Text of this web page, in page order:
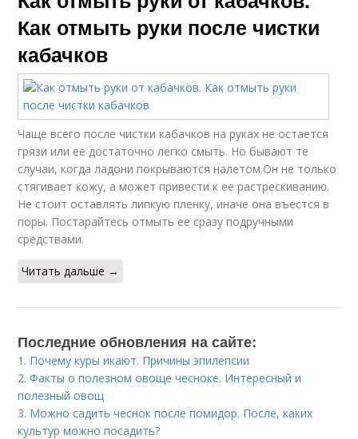
Как отмыть руки после чистки
кабачков
Чаще всего после чистки кабачков на руках не остается
грязи или ее достаточно легко смыть. Но бывают те
случаи, когда ладони покрываются налетом.Он не только
стягивает кожу, а может привести к ее растрескиванию.
Не стоит оставлять липкую пленку, иначе она въестся в
поры. Постарайтесь отмыть ее сразу подручными
средствами.
Читать дальше →
Последние обновления на сайте:
1. Почему куры икают. Причины эпилепсии
2.Факты о полезном овоще чесноке. Интересный и
полезный овощ
3. Можно садить чеснок после помидор. После, каких
культур можно посадить?